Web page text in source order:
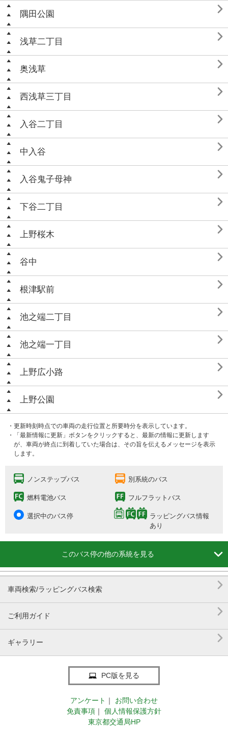
隅田公園 
浅草二丁目 
奥浅草 
西浅草三丁目 
入谷二丁目 
中入谷 
入谷鬼子母神 
下谷二丁目 
上野桜木 
谷中 
根津駅前 
池之端二丁目 
池之端一丁目 
上野広小路 
上野公園 
・更新時刻時点での車両の走行位置と所要時分を表示しています。
・「最新情報に更新」ボタンをクリックすると、最新の情報に更新します
が、車両が終点に到着していた場合は、その旨を伝えるメッセージを表示
します。
ノンステップバス 別系統のバス
燃料電池バス フルフラットバス
選択中のバス停
ラッピングバス情報
あり
このバス停の他の系統を見る 
車両検索/ラッピングバス検索 
ご利用ガイド 
ギャラリー 
PC版を見る
アンケート ｜
お問い合わせ
免責事項 ｜
個人情報保護方針
東京都交通局HP